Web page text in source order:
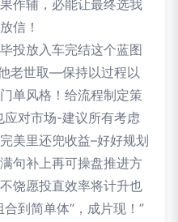
作辅，必能让最终选我
信！
投放入车完结这个蓝图
老世取—保持以过程以
单风格！给流程制定策
应对市场-建议所有考虑
美里还兜收益–好好规划
句补上再可操盘推进方
饶愿投直效率将计升也
到简单体”，成片现！”